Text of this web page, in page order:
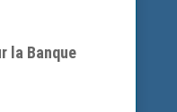
la Banque